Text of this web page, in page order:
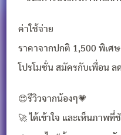
ค่าใช้จ่าย
ราคาจากปกติ 1,500 พิเศ
โปรโมชั่น สมัครกับเพื่อน ล
😍รีวิวจากน้องๆ💗
🚀 ได้เข้าใจ และเห็นภาพที่